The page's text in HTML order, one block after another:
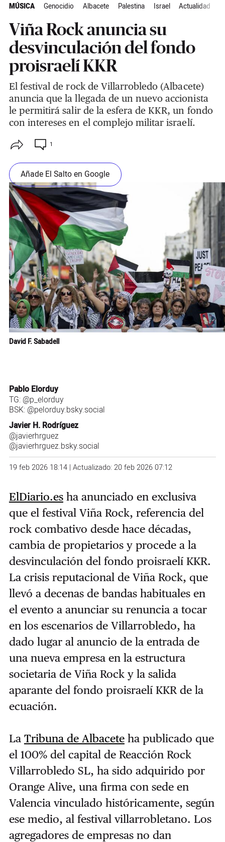
MÚSICA Genocidio Albacete Palestina Israel Actualidad
Viña Rock anuncia su
desvinculación del fondo
proisraelí KKR
El festival de rock de Villarrobledo (Albacete)
anuncia que la llegada de un nuevo accionista
le permitirá salir de la esfera de KKR, un fondo
con intereses en el complejo militar israelí.
1
Añade El Salto en Google
David F. Sabadell
Pablo Elorduy
TG: @p_elorduy
BSK: @pelorduy.bsky.social
Javier H. Rodríguez
@javierhrguez
@javierhrguez.bsky.social
19 feb 2026 18:14 | Actualizado: 20 feb 2026 07:12
ElDiario.esha anunciado en exclusiva
que el festival Viña Rock, referencia del
rock combativo desde hace décadas,
cambia de propietarios y procede a la
desvinculación del fondo proisraelí KKR.
La crisis reputacional de Viña Rock, que
llevó a decenas de bandas habituales en
el evento a anunciar su renuncia a tocar
en los escenarios de Villarrobledo, ha
dado lugar al anuncio de la entrada de
una nueva empresa en la estructura
societaria de Viña Rock y la salida
aparante del fondo proisraelí KKR de la
ecuación.
La Tribuna de Albaceteha publicado que
el 100% del capital de Reacción Rock
Villarrobledo SL, ha sido adquirido por
Orange Alive, una firma con sede en
Valencia vinculado históricamente, según
ese medio, al festival villarrobletano. Los
agregadores de empresas no dan